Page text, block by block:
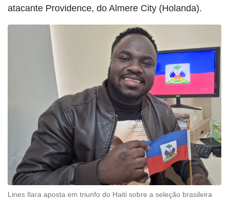
atacante Providence, do Almere City (Holanda).
Lines Ilara aposta em triunfo do Haiti sobre a seleção brasileira